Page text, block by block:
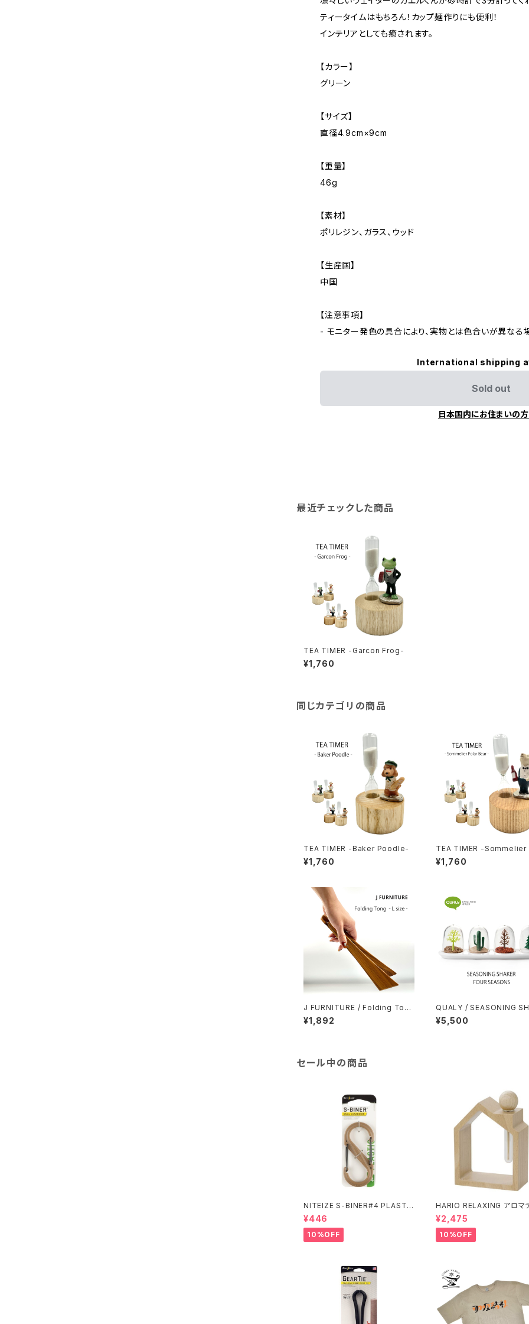
ティータイムはもちろん！カップ麺作りにも便利！
インテリアとしても癒されます。
【カラー】
グリーン
【サイズ】
直径4.9cm×9cm
【重量】
46g
【素材】
ポリレジン、ガラス、ウッド
【生産国】
中国
【注意事項】
- モニター発色の具合により、実物とは色合いが異なる
International shipping
Sold out
日本国内にお住まいの
最近チェックした商品
TEA TIMER -Garcon Frog-
¥1,760
同じカテゴリの商品
TEA TIMER -Baker Poodle-
¥1,760
TEA TIMER -Sommelier
r Bear-
¥1,760
J FURNITURE / Folding Tong
- L size -
¥1,892
QUALY / SEASONING
R FOUR SEASONS
¥5,500
セール中の商品
NITEIZE S-BINER#4 PLASTI
C / コヨーテ
¥446
10%OFF
HARIO RELAXING アロマ
ューザー 木のお家
¥2,475
10%OFF